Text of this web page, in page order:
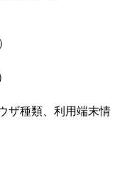
ザ種類、利用端末情